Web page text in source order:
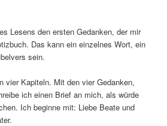
Lesens den ersten Gedanken, der mir
Das kann ein einzelnes Wort, ein
sein.
vier Kapiteln. Mit den vier Gedanken,
ich einen Brief an mich, als würde
Ich beginne mit: Liebe Beate und